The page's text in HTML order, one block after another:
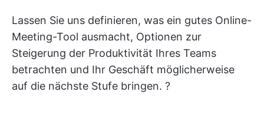
Lassen Sie uns definieren, was ein gutes Online-
Meeting-Tool ausmacht, Optionen zur
Steigerung der Produktivität Ihres Teams
betrachten und Ihr Geschäft möglicherweise
auf die nächste Stufe bringen. ?